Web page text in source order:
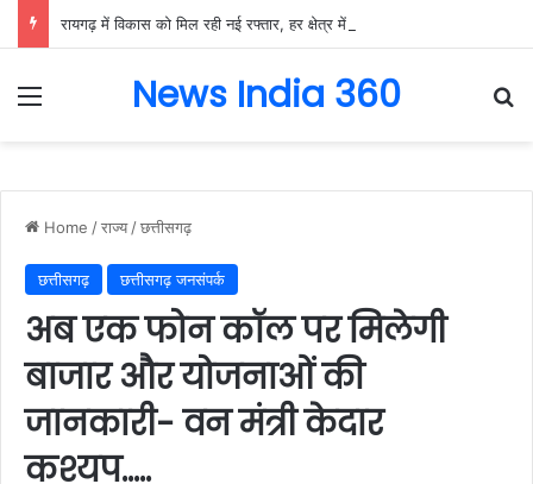
Menu News India 360
Home /राज्य /छत्तीसगढ़
छत्तीसगढ़ छत्तीसगढ़ जनसंपर्क
अब एक फोन कॉल पर मिलेगी
बाजार और योजनाओं की
जानकारी- वन मंत्री केदार
कश्यप…..